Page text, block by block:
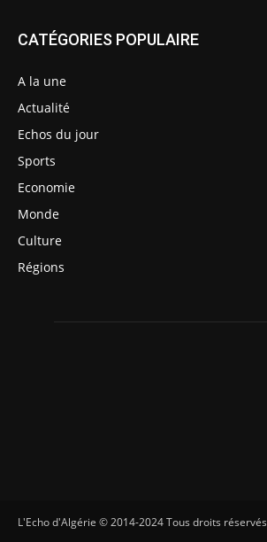
CATÉGORIES POPULAIRE
A la une
Actualité
Echos du jour
Sports
Economie
Monde
Culture
Régions
L'Echo d'Algérie © 2014-2024 Tous droits réservés